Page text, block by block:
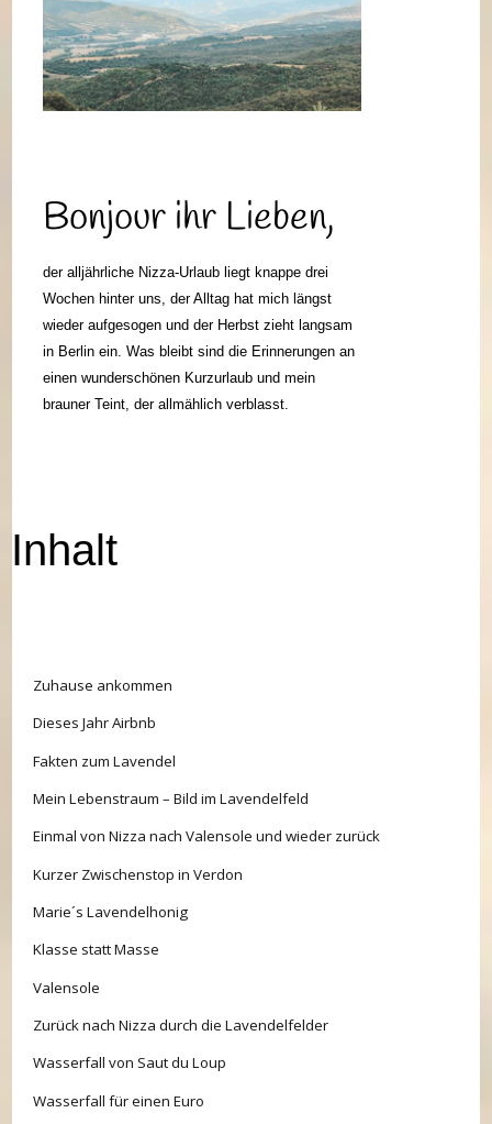
Bonjour ihr Lieben,
der alljährliche Nizza-Urlaub liegt knappe drei
Wochen hinter uns, der Alltag hat mich längst
wieder aufgesogen und der Herbst zieht langsam
in Berlin ein. Was bleibt sind die Erinnerungen an
einen wunderschönen Kurzurlaub und mein
brauner Teint, der allmählich verblasst.
Inhalt
Zuhause ankommen
Dieses Jahr Airbnb
Fakten zum Lavendel
Mein Lebenstraum – Bild im Lavendelfeld
Einmal von Nizza nach Valensole und wieder zurück
Kurzer Zwischenstop in Verdon
Marie´s Lavendelhonig
Klasse statt Masse
Valensole
Zurück nach Nizza durch die Lavendelfelder
Wasserfall von Saut du Loup​
Wasserfall für einen Euro